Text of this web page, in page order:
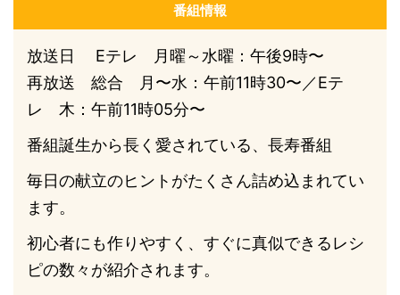
番組情報
放送日 Eテレ 月曜～水曜：午後9時〜
再放送 総合 月〜水：午前11時30〜／Eテ
レ 木：午前11時05分〜
番組誕生から長く愛されている、長寿番組
毎日の献立のヒントがたくさん詰め込まれてい
ます。
初心者にも作りやすく、すぐに真似できるレシ
ピの数々が紹介されます。